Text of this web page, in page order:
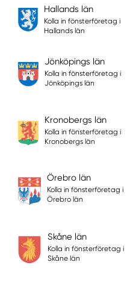
Hallands län
Kolla in fönsterföretag i
Hallands län
Jönköpings län
Kolla in fönsterföretag i
Jönköpings län
Kronobergs län
Kolla in fönsterföretag i
Kronobergs län
Örebro län
Kolla in fönsterföretag i
Örebro län
Skåne län
Kolla in fönsterföretag i
Skåne län